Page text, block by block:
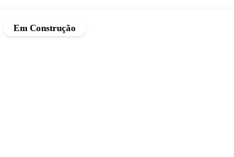
Em Construção